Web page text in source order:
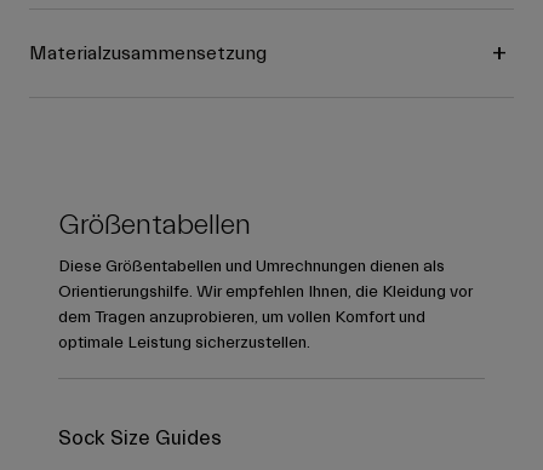
Materialzusammensetzung
Größentabellen
Diese Größentabellen und Umrechnungen dienen als
Orientierungshilfe. Wir empfehlen Ihnen, die Kleidung vor
dem Tragen anzuprobieren, um vollen Komfort und
optimale Leistung sicherzustellen.
Sock Size Guides